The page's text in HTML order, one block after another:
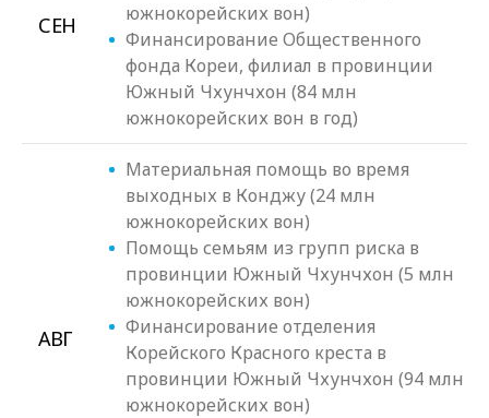
СЕН
южнокорейских вон)
Финансирование Общественного
фонда Кореи, филиал в провинции
Южный Чхунчхон (84 млн
южнокорейских вон в год)
АВГ
Материальная помощь во время
выходных в Конджу (24 млн
южнокорейских вон)
Помощь семьям из групп риска в
провинции Южный Чхунчхон (5 млн
южнокорейских вон)
Финансирование отделения
Корейского Красного креста в
провинции Южный Чхунчхон (94 млн
южнокорейских вон)